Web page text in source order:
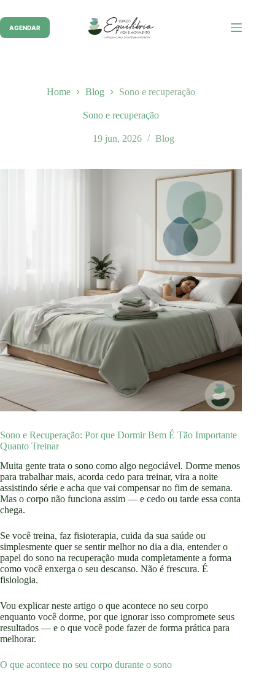
para
conteúdo
AGENDAR
Home Blog Sono e recuperação
Sono e recuperação
19 jun, 2026 Blog
Sono e Recuperação: Por que Dormir Bem É Tão Importante
Quanto Treinar
Muita gente trata o sono como algo negociável. Dorme menos
para trabalhar mais, acorda cedo para treinar, vira a noite
assistindo série e acha que vai compensar no fim de semana.
Mas o corpo não funciona assim — e cedo ou tarde essa conta
chega.
Se você treina, faz fisioterapia, cuida da sua saúde ou
simplesmente quer se sentir melhor no dia a dia, entender o
papel do sono na recuperação muda completamente a forma
como você enxerga o seu descanso. Não é frescura. É
fisiologia.
Vou explicar neste artigo o que acontece no seu corpo
enquanto você dorme, por que ignorar isso compromete seus
resultados — e o que você pode fazer de forma prática para
melhorar.
O que acontece no seu corpo durante o sono